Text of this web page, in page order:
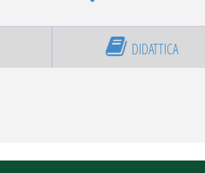
DIDATTICA